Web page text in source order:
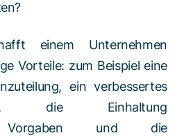
einem Unternehmen
Vorteile: zum Beispiel eine
ein verbessertes
die Einhaltung
Vorgaben und die